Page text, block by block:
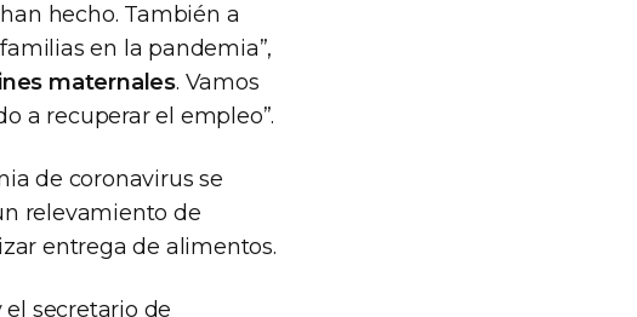
hecho. También a
en la pandemia”,
maternales. Vamos
a recuperar el empleo”.
de coronavirus se
relevamiento de
entrega de alimentos.
secretario de